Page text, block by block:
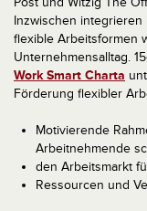
Inzwischen
flexible Arbeitsformen
Unternehmensalltag.
Work Smart Charta
Förderung flexibler
Motivierende
Arbeitnehmende
den Arbeitsmarkt
Ressourcen und